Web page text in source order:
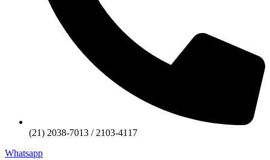
(21) 2038-7013 / 2103-4117
Whatsapp